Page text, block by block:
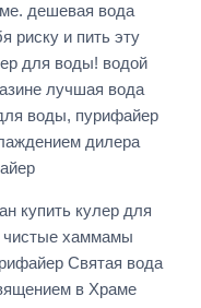
дешевая вода
риску и пить эту
для воды! водой
лучшая вода
воды, пурифайер
дилера
купить кулер для
чистые хаммамы
Святая вода
в Храме